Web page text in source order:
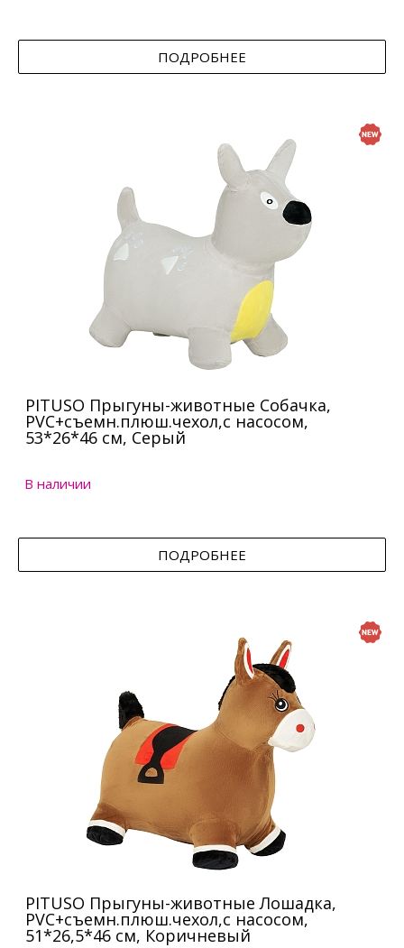
ПОДРОБНЕЕ
PITUSO Прыгуны-животные Собачка,
PVC+съемн.плюш.чехол,с насосом,
53*26*46 см, Серый
В наличии
ПОДРОБНЕЕ
PITUSO Прыгуны-животные Лошадка,
PVC+съемн.плюш.чехол,с насосом,
51*26,5*46 см, Коричневый